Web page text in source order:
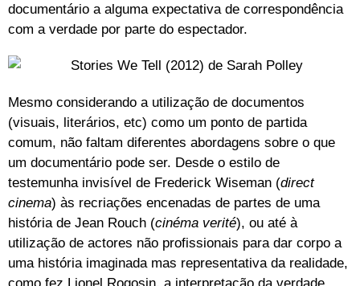
documentário a alguma expectativa de correspondência
com a verdade por parte do espectador.
Mesmo considerando a utilização de documentos
(visuais, literários, etc) como um ponto de partida
comum, não faltam diferentes abordagens sobre o que
um documentário pode ser. Desde o estilo de
testemunha invisível de Frederick Wiseman (direct
cinema) às recriações encenadas de partes de uma
história de Jean Rouch (cinéma verité), ou até à
utilização de actores não profissionais para dar corpo a
uma história imaginada mas representativa da realidade,